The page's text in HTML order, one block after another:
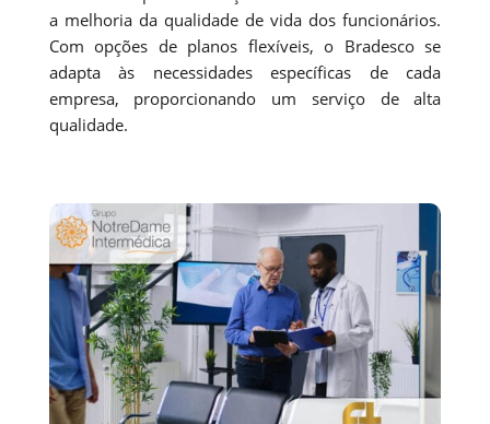
a melhoria da qualidade de vida dos funcionários.
Com opções de planos flexíveis, o Bradesco se
adapta às necessidades específicas de cada
empresa, proporcionando um serviço de alta
qualidade.